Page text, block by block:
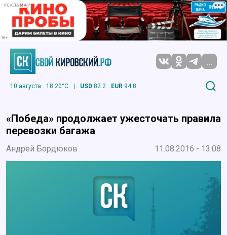
РЕКЛАМА
...
10 августа 18.20°C | USD 82.2 EUR 94.8
«Победа» продолжает ужесточать правила
перевозки багажа
Андрей Бордюков 11.08.2016 - 13:08